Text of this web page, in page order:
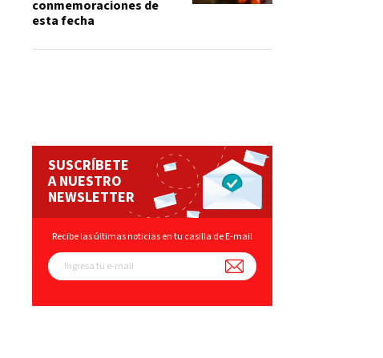
conmemoraciones de
esta fecha
SUSCRÍBETE
A NUESTRO
NEWSLETTER
Recibe las últimas noticias en tu casilla de E-mail